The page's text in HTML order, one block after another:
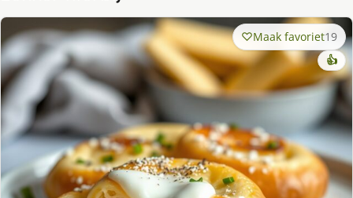
Maak favoriet19
👍